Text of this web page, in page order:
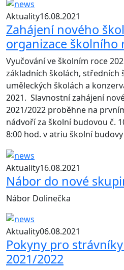
Aktuality16.08.2021
Zahájení nového
organizace školního
Vyučování ve školním roce
základních školách, středních
uměleckých školách a
2021. Slavnostní zahájení
2021/2022 proběhne na
nádvoří za školní budovou č.
8:00 hod. v atriu školní
Aktuality16.08.2021
Nábor do nové
Nábor Dolinečka
Aktuality06.08.2021
Pokyny pro
2021/2022